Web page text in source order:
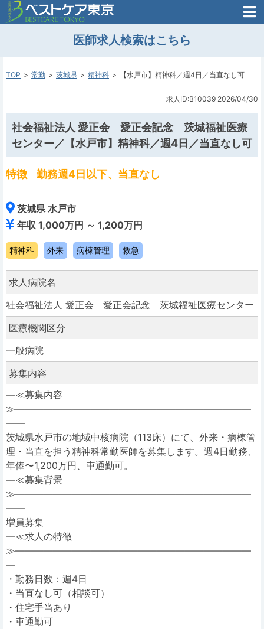
医師がはじめた
医師のための
転職支援
転職支援のお問い合わせ
医師求人検索はこちら
TOP 常勤 茨城県 精神科 【水戸市】精神科／週4日／当直なし可
求人ID:B10039 2026/04/30
社会福祉法人 愛正会 愛正会記念 茨城福祉医療
センター／【水戸市】精神科／週4日／当直なし可
特徴 勤務週4日以下、当直なし
茨城県 水戸市
年収 1,000万円 ～ 1,200万円
精神科 外来 病棟管理 救急
求人病院名
社会福祉法人 愛正会 愛正会記念 茨城福祉医療センター
医療機関区分
一般病院
募集内容
―≪募集内容
≫―――――――――――――――――――――――――
――
茨城県水戸市の地域中核病院（113床）にて、外来・病棟管
理・当直を担う精神科常勤医師を募集します。週4日勤務、
年俸〜1,200万円、車通勤可。
―≪募集背景
≫―――――――――――――――――――――――――
――
増員募集
―≪求人の特徴
≫―――――――――――――――――――――――――
―
・勤務日数：週4日
・当直なし可（相談可）
・住宅手当あり
・車通勤可